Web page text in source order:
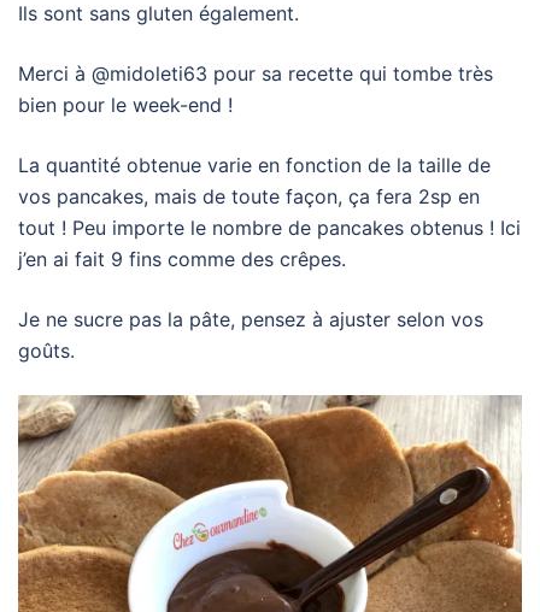
Ils sont sans gluten également.
Merci à @midoleti63 pour sa recette qui tombe très
bien pour le week-end !
La quantité obtenue varie en fonction de la taille de
vos pancakes, mais de toute façon, ça fera 2sp en
tout ! Peu importe le nombre de pancakes obtenus ! Ici
j’en ai fait 9 fins comme des crêpes.
Je ne sucre pas la pâte, pensez à ajuster selon vos
goûts.